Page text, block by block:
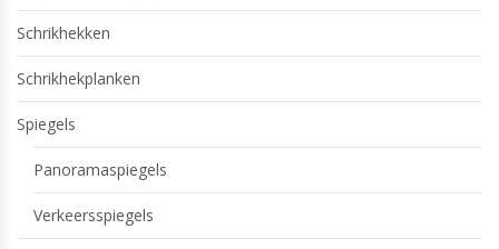
Schrikhekken
Schrikhekplanken
Spiegels
Panoramaspiegels
Verkeersspiegels